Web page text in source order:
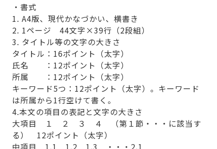
・書式
1. A4版、現代かなづかい、横書き
2. 1ページ 44文字×39行（2段組）
3. タイトル等の文字の大きさ
タイトル：16ポイント（太字）
氏名 ：12ポイント（太字）
所属 ：12ポイント（太字）
キーワード5つ：12ポイント（太字）。キーワード
は所属から1行空けて書く。
4.本文の項目の表記と文字の大きさ
大項目 １ ２ ３ ４ （第１節・・・に該当す
る） 12ポイント（太字）
中項目 1.1 1.2 1.3 ・・・2.1